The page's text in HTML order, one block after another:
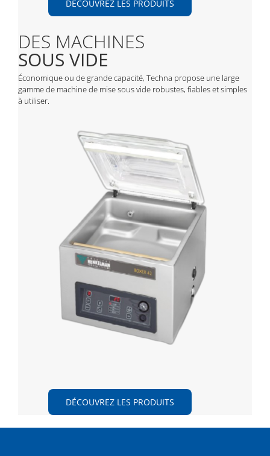
DÉCOUVREZ LES PRODUITS
DES MACHINES
SOUS VIDE
Économique ou de grande capacité, Techna propose une large
gamme de machine de mise sous vide robustes, fiables et simples
à utiliser.
DÉCOUVREZ LES PRODUITS